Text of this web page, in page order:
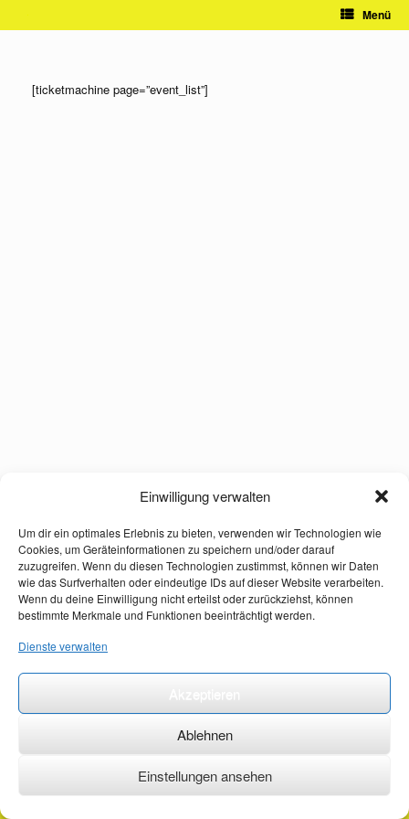
Einwilligung verwalten
Um dir ein optimales Erlebnis zu bieten, verwenden wir Technologien wie
Cookies, um Geräteinformationen zu speichern und/oder darauf
zuzugreifen. Wenn du diesen Technologien zustimmst, können wir Daten
wie das Surfverhalten oder eindeutige IDs auf dieser Website verarbeiten.
Wenn du deine Einwilligung nicht erteilst oder zurückziehst, können
bestimmte Merkmale und Funktionen beeinträchtigt werden.
Dienste verwalten
Ablehnen
Einstellungen ansehen
Menü
[ticketmachine page=”event_list”]
©2026 ·erstehilfekurs-mauch.de ·AGB ·Datenschutzerklärung ·Impressum ·